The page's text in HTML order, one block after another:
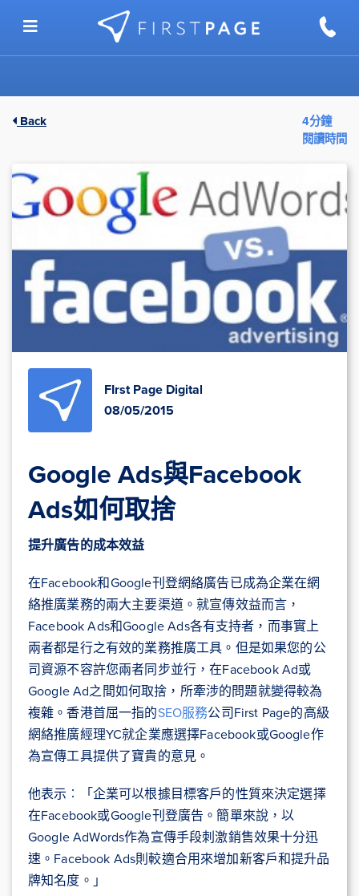
Back
4分鐘
閱讀時間
FIrst Page Digital
08/05/2015
Google Ads與Facebook
Ads如何取捨
提升廣告的成本效益
在Facebook和Google刊登網絡廣告已成為企業在網
絡推廣業務的兩大主要渠道。就宣傳效益而言，
Facebook Ads和Google Ads各有支持者，而事實上
兩者都是行之有效的業務推廣工具。但是如果您的公
司資源不容許您兩者同步並行，在Facebook Ad或
Google Ad之間如何取捨，所牽涉的問題就變得較為
複雜。香港首屈一指的SEO服務公司First Page的高級
網絡推廣經理YC就企業應選擇Facebook或Google作
為宣傳工具提供了寶貴的意見。
他表示︰「企業可以根據目標客戶的性質來決定選擇
在Facebook或Google刊登廣告。簡單來說，以
Google AdWords作為宣傳手段刺激銷售效果十分迅
速。Facebook Ads則較適合用來增加新客戶和提升品
牌知名度。」